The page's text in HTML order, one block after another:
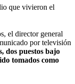
que vivieron el
el director general
por televisión
dos puestos bajo
tomados como